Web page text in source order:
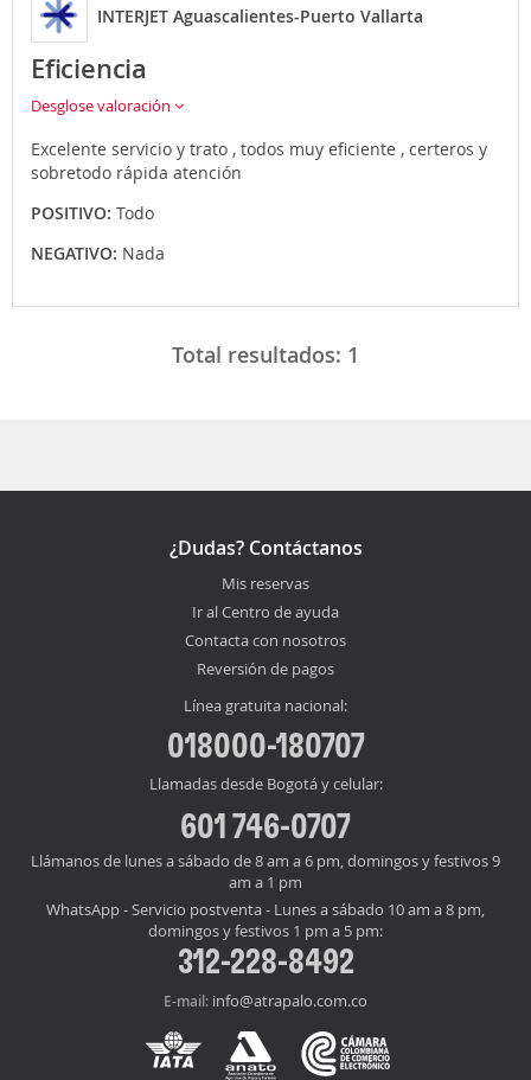
INTERJET Aguascalientes-Puerto Vallarta
Eficiencia
Desglose valoración
Excelente servicio y trato , todos muy eficiente , certeros y
sobretodo rápida atención
POSITIVO: Todo
NEGATIVO: Nada
Total resultados: 1
¿Dudas? Contáctanos
Mis reservas
Ir al Centro de ayuda
Contacta con nosotros
Reversión de pagos
Línea gratuita nacional:
018000-180707
Llamadas desde Bogotá y celular:
601 746-0707
Llámanos de lunes a sábado de 8 am a 6 pm, domingos y festivos 9
am a 1 pm
WhatsApp - Servicio postventa - Lunes a sábado 10 am a 8 pm,
domingos y festivos 1 pm a 5 pm:
312-228-8492
E-mail: info@atrapalo.com.co